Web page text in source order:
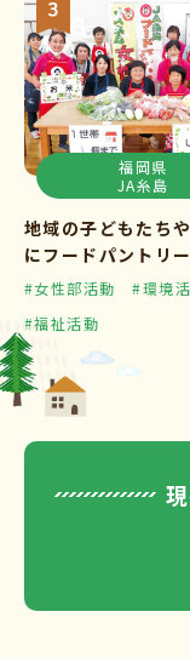
福岡県
JA糸島
地域の子どもたち
にフードパントリ
#女性部活動
#環境
#福祉活動